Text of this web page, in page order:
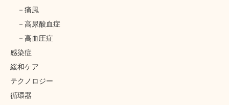
痛風
高尿酸血症
高血圧症
感染症
緩和ケア
テクノロジー
循環器